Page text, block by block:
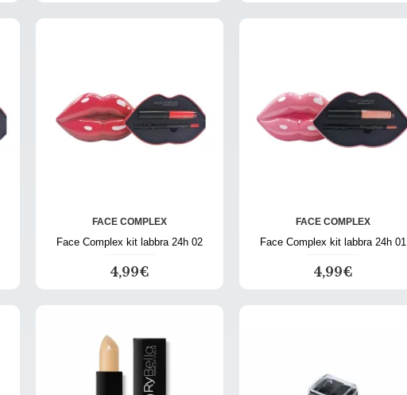
FACE COMPLEX
Face Complex kit labbra 24h 02
4,99€
FACE COMPLEX
Face Complex kit labbra 24h 01
4,99€